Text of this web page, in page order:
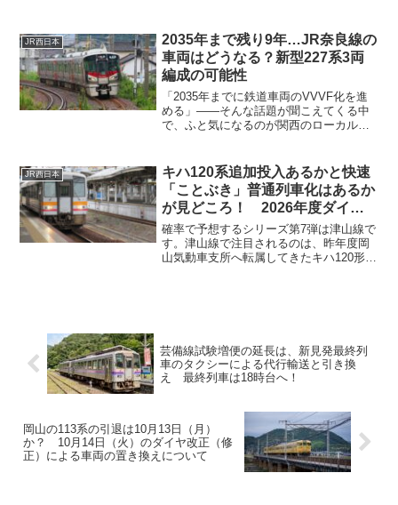
おり改正の余地がありませんが、その中
の小さなところでも探してみたいと思い
ます。
JR西日本
2035年まで残り9年…JR奈良線の
車両はどうなる？新型227系3両
編成の可能性
「2035年までに鉄道車両のVVVF化を進
める」——そんな話題が聞こえてくる中
で、ふと気になるのが関西のローカル幹
の時期では？」と感じる人も多いのでは
ないでしょうか。...
JR西日本
キハ120系追加投入あるかと快速
「ことぶき」普通列車化はあるか
が見どころ！ 2026年度ダイヤ
改正津山線を確率で予想！
確率で予想するシリーズ第7弾は津山線で
す。津山線で注目されるのは、昨年度岡
山気動車支所へ転属してきたキハ120形と
芸備線試験増便の延長は、新見発最終列
車のタクシーによる代行輸送と引き換
え 最終列車は18時台へ！
岡山の113系の引退は10月13日（月）
か？ 10月14日（火）のダイヤ改正（修
正）による車両の置き換えについて